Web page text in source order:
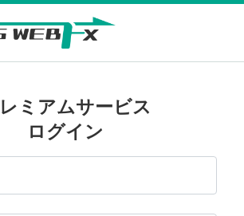
ミアムサービス
ログイン